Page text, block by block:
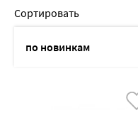
Сортировать
по новинкам
от дешевых к дорогим